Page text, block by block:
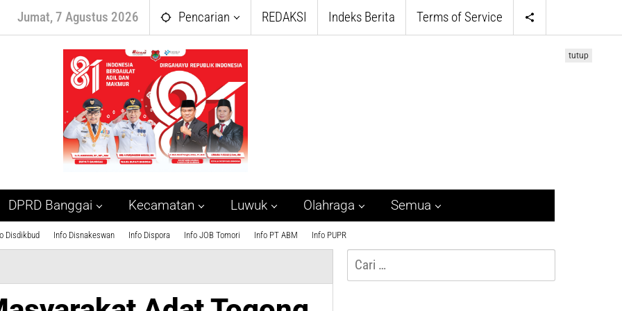
Jumat, 7 Agustus 2026 Pencarian REDAKSI Indeks Berita Terms of Service
DPRD Banggai Kecamatan Luwuk Olahraga Semua
Disdikbud Info Disnakeswan Info Dispora Info JOB Tomori Info PT ABM Info PUPR
tutup
Cari
untuk: